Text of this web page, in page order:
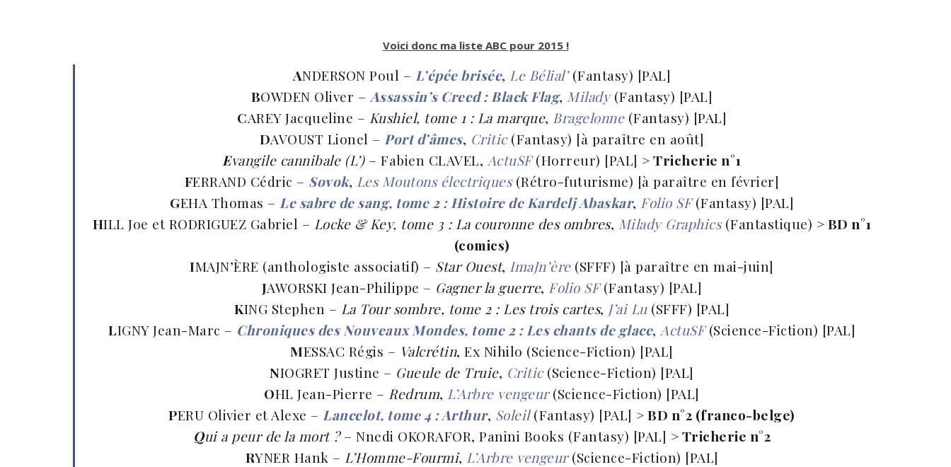
Voici donc ma liste ABC pour 2015 !
ANDERSON Poul – L’épée brisée, Le Bélial’(Fantasy) [PAL]
BOWDEN Oliver – Assassin’s Creed : Black Flag, Milady(Fantasy) [PAL]
CAREY Jacqueline – Kushiel, tome 1 : La marque, Bragelonne(Fantasy) [PAL]
DAVOUST Lionel – Port d’âmes, Critic(Fantasy) [à paraître en août]
Evangile cannibale (L’)– Fabien CLAVEL, ActuSF(Horreur) [PAL] > Tricherie n°1
FERRAND Cédric – Sovok, Les Moutons électriques(Rétro-futurisme) [à paraître en février]
GEHA Thomas – Le sabre de sang, tome 2 : Histoire de Kardelj Abaskar, Folio SF(Fantasy) [PAL]
HILL Joe et RODRIGUEZ Gabriel – Locke & Key, tome 3 : La couronne des ombres, Milady Graphics(Fantastique) > BD n°1
(comics)
IMAJN’ÈRE (anthologiste associatif) – Star Ouest, ImaJn’ère(SFFF) [à paraître en mai-juin]
JAWORSKI Jean-Philippe – Gagner la guerre, Folio SF(Fantasy) [PAL]
KING Stephen – La Tour sombre, tome 2 : Les trois cartes, J’ai Lu(SFFF) [PAL]
LIGNY Jean-Marc – Chroniques des Nouveaux Mondes, tome 2 : Les chants de glace, ActuSF(Science-Fiction) [PAL]
MESSAC Régis – Valcrétin, Ex Nihilo (Science-Fiction) [PAL]
NIOGRET Justine – Gueule de Truie, Critic(Science-Fiction) [PAL]
OHL Jean-Pierre – Redrum, L’Arbre vengeur(Science-Fiction) [PAL]
PERU Olivier et Alexe – Lancelot, tome 4 : Arthur, Soleil(Fantasy) [PAL] > BD n°2 (franco-belge)
Qui a peur de la mort ?– Nnedi OKORAFOR, Panini Books (Fantasy) [PAL] > Tricherie n°2
RYNER Hank – L’Homme-Fourmi, L’Arbre vengeur(Science-Fiction) [PAL]